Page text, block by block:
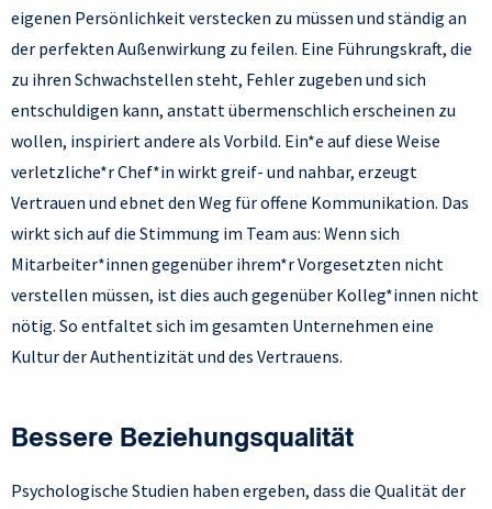
eigenen Persönlichkeit verstecken zu müssen und ständig an
der perfekten Außenwirkung zu feilen. Eine Führungskraft, die
zu ihren Schwachstellen steht, Fehler zugeben und sich
entschuldigen kann, anstatt übermenschlich erscheinen zu
wollen, inspiriert andere als Vorbild. Ein*e auf diese Weise
verletzliche*r Chef*in wirkt greif- und nahbar, erzeugt
Vertrauen und ebnet den Weg für offene Kommunikation. Das
wirkt sich auf die Stimmung im Team aus: Wenn sich
Mitarbeiter*innen gegenüber ihrem*r Vorgesetzten nicht
verstellen müssen, ist dies auch gegenüber Kolleg*innen nicht
nötig. So entfaltet sich im gesamten Unternehmen eine
Kultur der Authentizität und des Vertrauens.
Bessere Beziehungsqualität
Psychologische Studien haben ergeben, dass die Qualität der